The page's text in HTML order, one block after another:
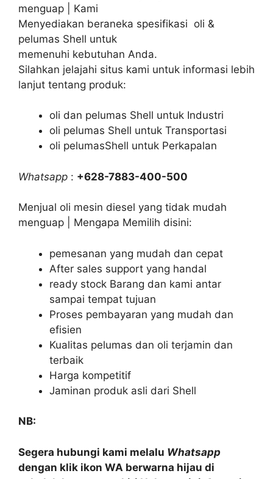
menguap | Kami
Menyediakan beraneka spesifikasi oli &
pelumas Shell untuk
memenuhi kebutuhan Anda.
Silahkan jelajahi situs kami untuk informasi lebih
lanjut tentang produk:
oli dan pelumas Shell untuk Industri
oli pelumas Shell untuk Transportasi
oli pelumasShell untuk Perkapalan
Whatsapp : +628-7883-400-500
Menjual oli mesin diesel yang tidak mudah
menguap | Mengapa Memilih disini:
pemesanan yang mudah dan cepat
After sales support yang handal
ready stock Barang dan kami antar
sampai tempat tujuan
Proses pembayaran yang mudah dan
efisien
Kualitas pelumas dan oli terjamin dan
terbaik
Harga kompetitif
Jaminan produk asli dari Shell
NB:
Segera hubungi kami melalu Whatsapp
dengan klik ikon WA berwarna hijau di